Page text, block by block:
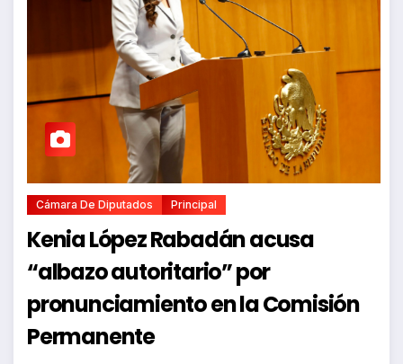
Cámara De Diputados Principal
Kenia López Rabadán acusa
“albazo autoritario” por
pronunciamiento en la Comisión
Permanente